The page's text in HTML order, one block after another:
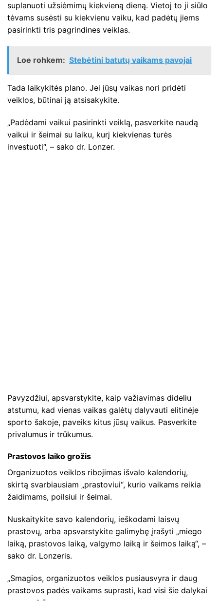
suplanuoti užsiėmimų kiekvieną dieną. Vietoj to ji siūlo
tėvams susėsti su kiekvienu vaiku, kad padėtų jiems
pasirinkti tris pagrindines veiklas.
Loe rohkem: Stebėtini batutų vaikams pavojai
Tada laikykitės plano. Jei jūsų vaikas nori pridėti
veiklos, būtinai ją atsisakykite.
„Padėdami vaikui pasirinkti veiklą, pasverkite naudą
vaikui ir šeimai su laiku, kurį kiekvienas turės
investuoti“, – sako dr. Lonzer.
Pavyzdžiui, apsvarstykite, kaip važiavimas dideliu
atstumu, kad vienas vaikas galėtų dalyvauti elitinėje
sporto šakoje, paveiks kitus jūsų vaikus. Pasverkite
privalumus ir trūkumus.
Prastovos laiko grožis
Organizuotos veiklos ribojimas išvalo kalendorių,
skirtą svarbiausiam „prastoviui“, kurio vaikams reikia
žaidimams, poilsiui ir šeimai.
Nuskaitykite savo kalendorių, ieškodami laisvų
prastovų, arba apsvarstykite galimybę įrašyti „miego
laiką, prastovos laiką, valgymo laiką ir šeimos laiką“, –
sako dr. Lonzeris.
„Smagios, organizuotos veiklos pusiausvyra ir daug
prastovos padės vaikams suprasti, kad visi šie dalykai